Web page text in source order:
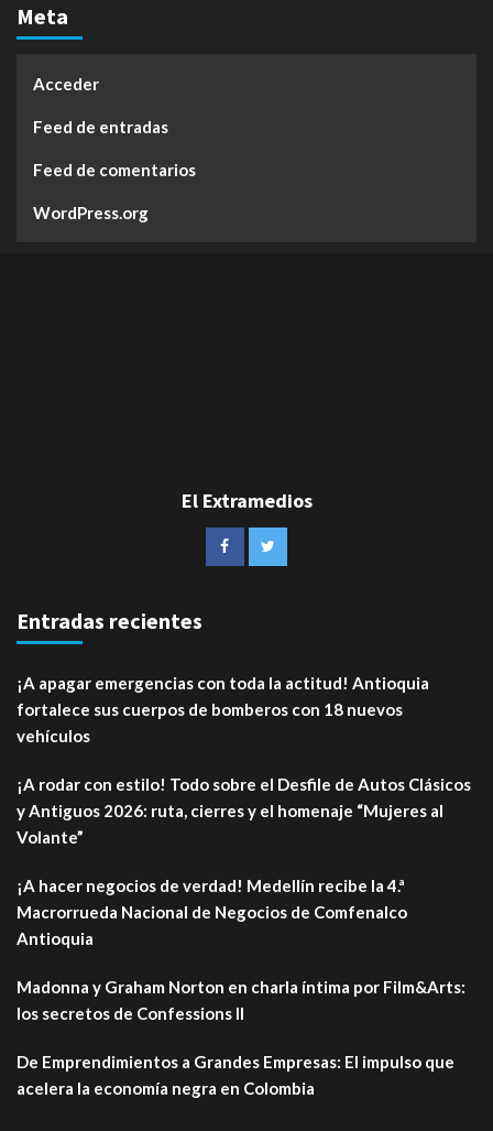
Meta
Acceder
Feed de entradas
Feed de comentarios
WordPress.org
El Extramedios
Entradas recientes
¡A apagar emergencias con toda la actitud! Antioquia
fortalece sus cuerpos de bomberos con 18 nuevos
vehículos
¡A rodar con estilo! Todo sobre el Desfile de Autos Clásicos
y Antiguos 2026: ruta, cierres y el homenaje “Mujeres al
Volante”
¡A hacer negocios de verdad! Medellín recibe la 4.ª
Macrorrueda Nacional de Negocios de Comfenalco
Antioquia
Madonna y Graham Norton en charla íntima por Film&Arts:
los secretos de Confessions II
De Emprendimientos a Grandes Empresas: El impulso que
acelera la economía negra en Colombia